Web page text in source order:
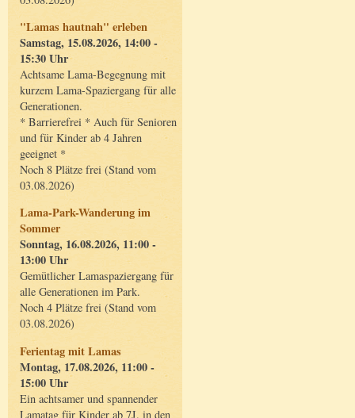
"Lamas hautnah" erleben
Samstag, 15.08.2026, 14:00 -
15:30 Uhr
Achtsame Lama-Begegnung mit
kurzem Lama-Spaziergang für alle
Generationen.
* Barrierefrei * Auch für Senioren
und für Kinder ab 4 Jahren
geeignet *
Noch 8 Plätze frei (Stand vom
03.08.2026)
Lama-Park-Wanderung im
Sommer
Sonntag, 16.08.2026, 11:00 -
13:00 Uhr
Gemütlicher Lamaspaziergang für
alle Generationen im Park.
Noch 4 Plätze frei (Stand vom
03.08.2026)
Ferientag mit Lamas
Montag, 17.08.2026, 11:00 -
15:00 Uhr
Ein achtsamer und spannender
Lamatag für Kinder ab 7J. in den